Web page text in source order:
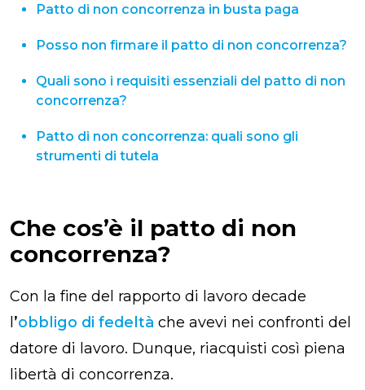
Patto di non concorrenza in busta paga
Posso non firmare il patto di non concorrenza?
Quali sono i requisiti essenziali del patto di non
concorrenza?
Patto di non concorrenza: quali sono gli
strumenti di tutela
Che cos’è il patto di non
concorrenza?
Con la fine del rapporto di lavoro decade
l’obbligo di fedeltà che avevi nei confronti del
datore di lavoro. Dunque, riacquisti così piena
libertà di concorrenza.